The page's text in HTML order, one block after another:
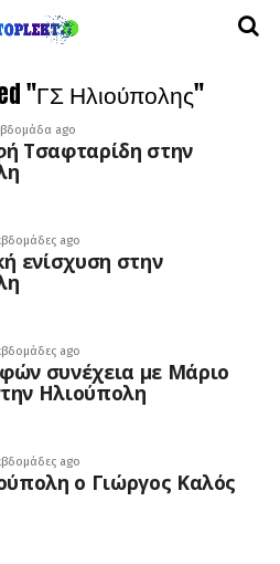
"ΓΣ Ηλιούπολης"
ago
Τσαφταρίδη στην
ago
ενίσχυση στην
ago
συνέχεια με Μάριο
Ηλιούπολη
ago
ο Γιώργος Καλός